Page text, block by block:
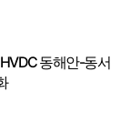
동해안-동서